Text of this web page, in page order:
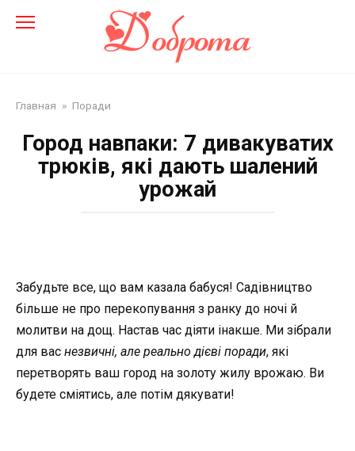
Главная » Поради
Город навпаки: 7 дивакуватих
трюків, які дають шалений
урожай
Забудьте все, що вам казала бабуся! Садівництво
більше не про перекопування з ранку до ночі й
молитви на дощ. Настав час діяти інакше. Ми зібрали
для вас незвичні, але реально дієві поради, які
перетворять ваш город на золоту жилу врожаю. Ви
будете сміятись, але потім дякувати!